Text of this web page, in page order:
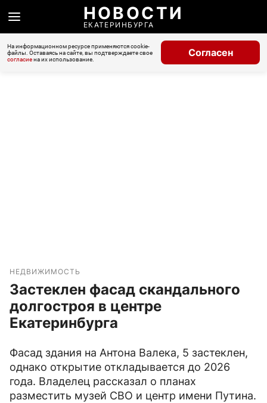
НОВОСТИ
ЕКАТЕРИНБУРГА
На информационном ресурсе применяются cookie-
файлы. Оставаясь на сайте, вы подтверждаете свое
согласиена их использование.
Согласен
НЕДВИЖИМОСТЬ
Застеклен фасад скандального
долгостроя в центре
Екатеринбурга
Фасад здания на Антона Валека, 5 застеклен,
однако открытие откладывается до 2026
года. Владелец рассказал о планах
разместить музей СВО и центр имени Путина.